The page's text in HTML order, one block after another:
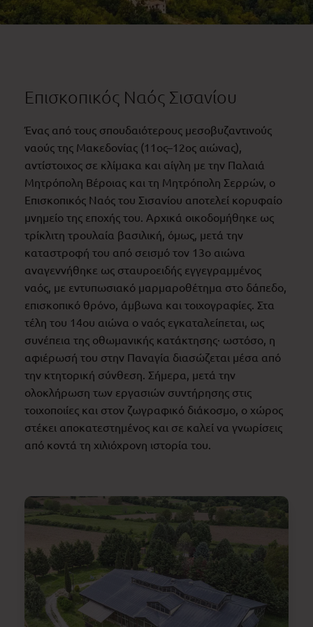
Επισκοπικός Ναός Σισανίου
Ένας από τους σπουδαιότερους μεσοβυζαντινούς
ναούς της Μακεδονίας (11ος–12ος αιώνας),
αντίστοιχος σε κλίμακα και αίγλη με την Παλαιά
Μητρόπολη Βέροιας και τη Μητρόπολη Σερρών, ο
Επισκοπικός Ναός του Σισανίου αποτελεί κορυφαίο
μνημείο της εποχής του. Αρχικά οικοδομήθηκε ως
τρίκλιτη τρουλαία βασιλική, όμως, μετά την
καταστροφή του από σεισμό τον 13ο αιώνα
αναγεννήθηκε ως σταυροειδής εγγεγραμμένος
ναός, με εντυπωσιακό μαρμαροθέτημα στο δάπεδο,
επισκοπικό θρόνο, άμβωνα και τοιχογραφίες. Στα
τέλη του 14ου αιώνα ο ναός εγκαταλείπεται, ως
συνέπεια της οθωμανικής κατάκτησης· ωστόσο, η
αφιέρωσή του στην Παναγία διασώζεται μέσα από
την κτητορική σύνθεση. Σήμερα, μετά την
ολοκλήρωση των εργασιών συντήρησης στις
τοιχοποιίες και στον ζωγραφικό διάκοσμο, ο χώρος
στέκει αποκατεστημένος και σε καλεί να γνωρίσεις
από κοντά τη χιλιόχρονη ιστορία του.